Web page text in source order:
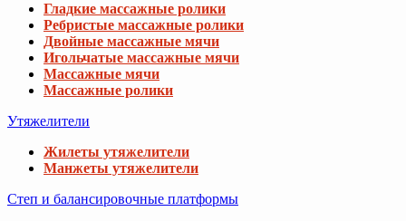
Гладкие массажные ролики
Ребристые массажные ролики
Двойные массажные мячи
Игольчатые массажные мячи
Массажные мячи
Массажные ролики
Утяжелители
Жилеты утяжелители
Манжеты утяжелители
Степ и балансировочные платформы